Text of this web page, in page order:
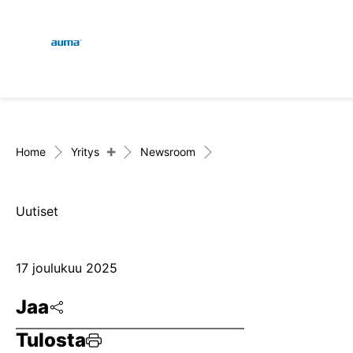
Eurooppa
Aasia ja Tyynen
Home Yritys + Newsroom
Uutiset
17 joulukuu 2025
Jaa
Tulosta